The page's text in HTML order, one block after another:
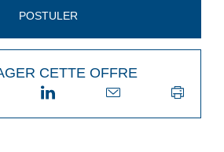
POSTULER
CETTE OFFRE